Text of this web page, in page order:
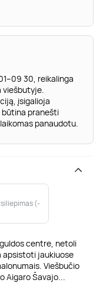
30, reikalinga
viešbutyje.
įsigalioja
būtina pranešti
panaudotu.
centre, netoli
apsistoti jaukiuose
Viešbučio
Aigaro Šavajo...
(-